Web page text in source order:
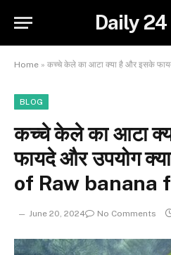
Daily
Home » कच्‍चे केले का आटा क्या है और इसके फायदे और
BLOG
कच्‍चे केले का आटा
फायदे और उपयोग
of Raw banana
June 20, 2024 No Comments